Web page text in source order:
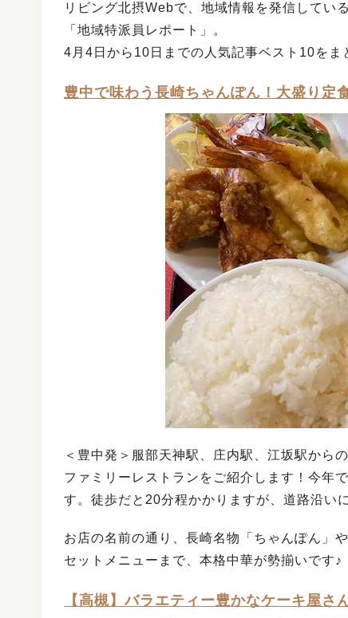
リビング北摂Webで、地域情報を発信してい
「地域特派員レポート」。
4月4日から10日までの人気記事ベスト10をま
豊中で味わう長崎ちゃんぽん！大盛り定
＜豊中発＞服部天神駅、庄内駅、江坂駅から
ファミリーレストランをご紹介します！今年
す。徒歩だと20分程かかりますが、道路沿い
お店の名前の通り、長崎名物「ちゃんぽん」
セットメニューまで、本格中華が勢揃いです♪
【高槻】バラエティー豊かなケーキ屋さ